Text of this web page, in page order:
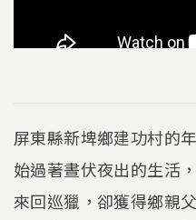
屏東縣新埤鄉建功村的
始過著晝伏夜出的生活
來回巡獵，卻獲得鄉親